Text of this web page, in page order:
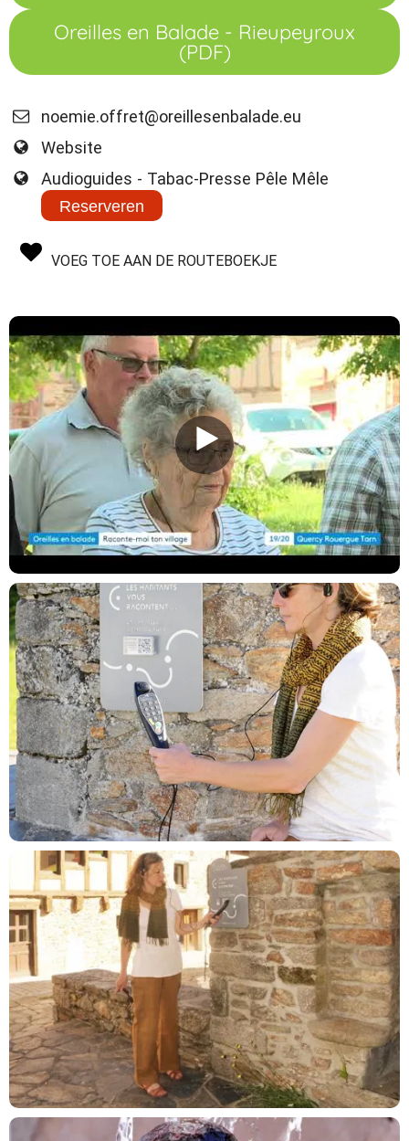
Oreilles en Balade - Rieupeyroux
(PDF)
noemie.offret@oreillesenbalade.eu
Website
Audioguides - Tabac-Presse Pêle Mêle
Reserveren
VOEG TOE AAN DE ROUTEBOEKJE